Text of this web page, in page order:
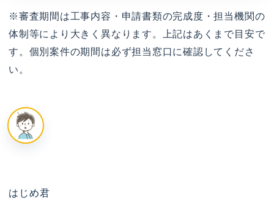
※審査期間は工事内容・申請書類の完成度・担当機関の
体制等により大きく異なります。上記はあくまで目安で
す。個別案件の期間は必ず担当窓口に確認してくださ
い。
はじめ君